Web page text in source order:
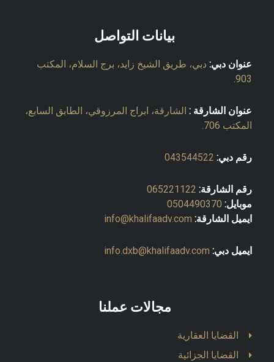
بيانات التواصل
عنوان دبي: دبي، طريق الشيخ زايد، برج السلام، المكتب
903.
عنوان الشارقة : الشارقة، ابراج المرزوقي، الطابق السابع،
المكتب 706.
رقم دبي: 043544522
رقم الشارقة: 065221122
موبايل: 0504490370
ايميل الشارقة: info@khalifaadv.com
ايميل دبي: info.dxb@khalifaadv.com
مجالات عملنا
القضايا العقارية
القضايا الجزائية